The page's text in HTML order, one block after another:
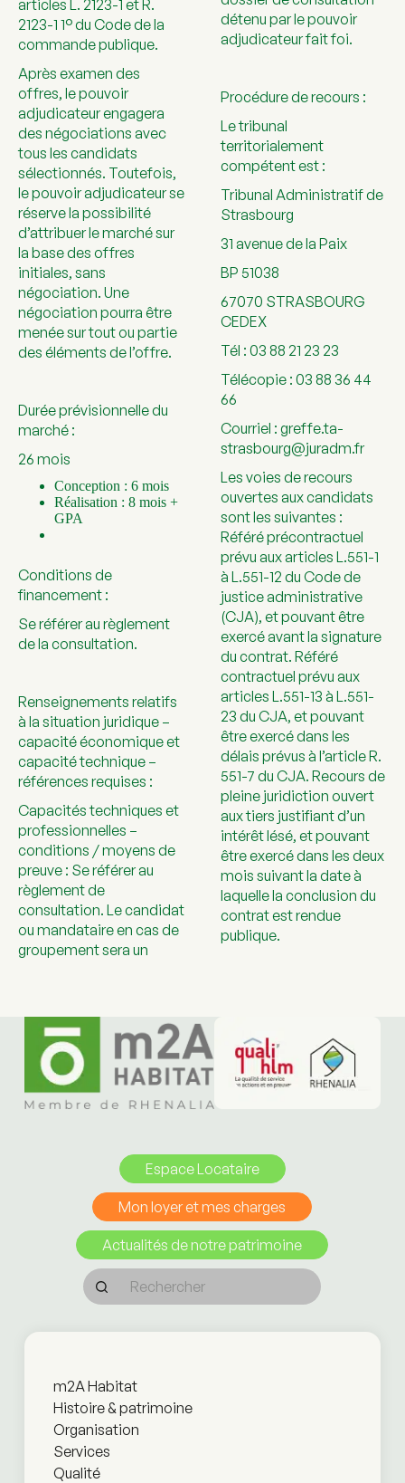
articles L. 2123-1 et R.
2123-1 1° du Code de la
commande publique.
Après examen des
offres, le pouvoir
adjudicateur engagera
des négociations avec
tous les candidats
sélectionnés. Toutefois,
le pouvoir adjudicateur se
réserve la possibilité
d’attribuer le marché sur
la base des offres
initiales, sans
négociation. Une
négociation pourra être
menée sur tout ou partie
des éléments de l’offre.
Durée prévisionnelle du
marché :
26 mois
Conception : 6 mois
Réalisation : 8 mois +
GPA
Conditions de
financement :
Se référer au règlement
de la consultation.
Renseignements relatifs
à la situation juridique –
capacité économique et
capacité technique –
références requises :
Capacités techniques et
professionnelles –
conditions / moyens de
preuve : Se référer au
règlement de
consultation. Le candidat
ou mandataire en cas de
groupement sera un
détenu par le pouvoir
adjudicateur fait foi.
Procédure de recours :
Le tribunal
territorialement
compétent est :
Tribunal Administratif de
Strasbourg
31 avenue de la Paix
BP 51038
67070 STRASBOURG
CEDEX
Tél : 03 88 21 23 23
Télécopie : 03 88 36 44
66
Courriel : greffe.ta-
strasbourg@juradm.fr
Les voies de recours
ouvertes aux candidats
sont les suivantes :
Référé précontractuel
prévu aux articles L.551-1
à L.551-12 du Code de
justice administrative
(CJA), et pouvant être
exercé avant la signature
du contrat. Référé
contractuel prévu aux
articles L.551-13 à L.551-
23 du CJA, et pouvant
être exercé dans les
délais prévus à l’article R.
551-7 du CJA. Recours de
pleine juridiction ouvert
aux tiers justifiant d’un
intérêt lésé, et pouvant
être exercé dans les deux
mois suivant la date à
laquelle la conclusion du
contrat est rendue
publique.
Espace Locataire
Mon loyer et mes charges
Actualités de notre patrimoine
m2A Habitat
Histoire & patrimoine
Organisation
Services
Qualité